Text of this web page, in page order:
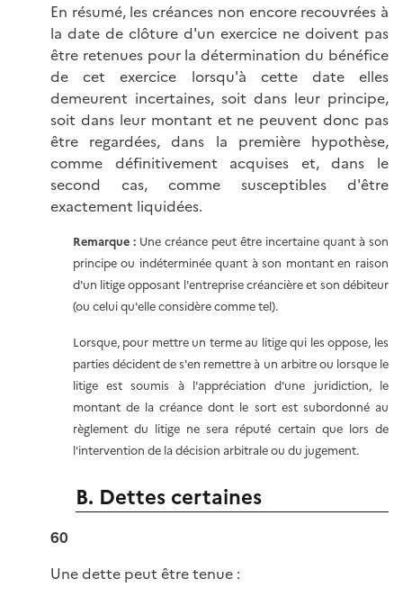
En résumé, les créances non encore recouvrées à
la date de clôture d'un exercice ne doivent pas
être retenues pour la détermination du bénéfice
de cet exercice lorsqu'à cette date elles
demeurent incertaines, soit dans leur principe,
soit dans leur montant et ne peuvent donc pas
être regardées, dans la première hypothèse,
comme définitivement acquises et, dans le
second cas, comme susceptibles d'être
exactement liquidées.
Remarque : Une créance peut être incertaine quant à son
principe ou indéterminée quant à son montant en raison
d'un litige opposant l'entreprise créancière et son débiteur
(ou celui qu'elle considère comme tel).
Lorsque, pour mettre un terme au litige qui les oppose, les
parties décident de s'en remettre à un arbitre ou lorsque le
litige est soumis à l'appréciation d'une juridiction, le
montant de la créance dont le sort est subordonné au
règlement du litige ne sera réputé certain que lors de
l'intervention de la décision arbitrale ou du jugement.
B. Dettes certaines
60
Une dette peut être tenue :